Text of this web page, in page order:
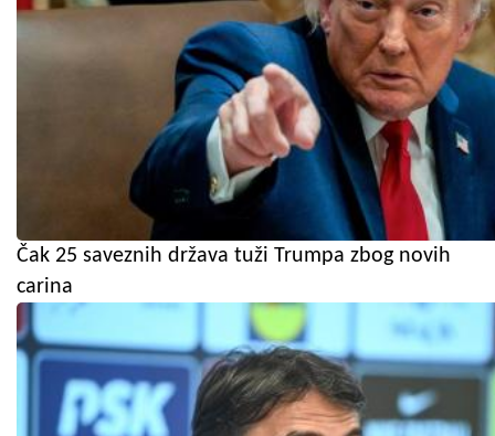
Čak 25 saveznih država tuži Trumpa zbog novih
carina